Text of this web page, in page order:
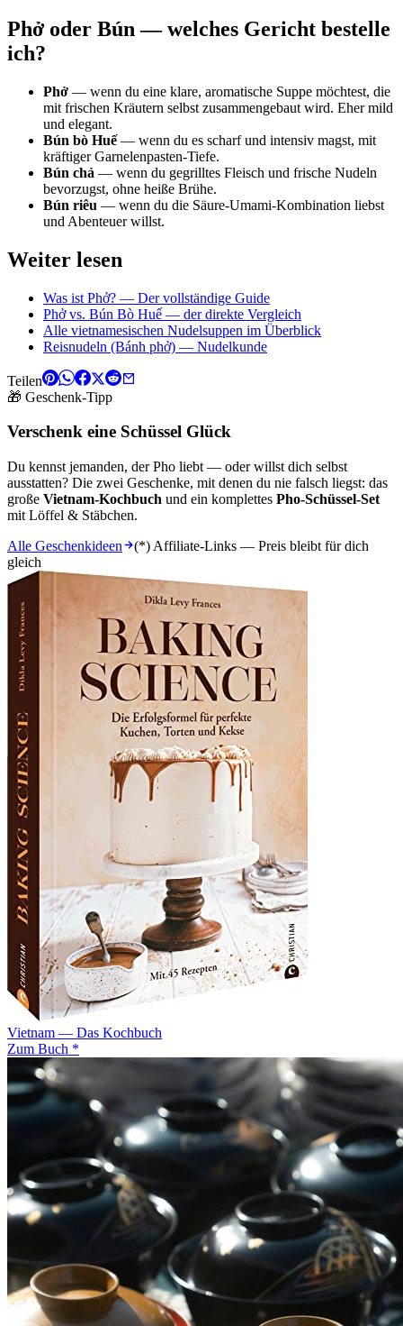
Phở oder Bún — welches Gericht bestelle
ich?
Phở — wenn du eine klare, aromatische Suppe möchtest, die
mit frischen Kräutern selbst zusammengebaut wird. Eher mild
und elegant.
Bún bò Huế— wenn du es scharf und intensiv magst, mit
kräftiger Garnelenpasten-Tiefe.
Bún chả — wenn du gegrilltes Fleisch und frische Nudeln
bevorzugst, ohne heiße Brühe.
Bún riêu — wenn du die Säure-Umami-Kombination liebst
und Abenteuer willst.
Weiter lesen
Was ist Phở? — Der vollständige Guide
Phở vs. Bún Bò Huế — der direkte Vergleich
Alle vietnamesischen Nudelsuppen im Überblick
Reisnudeln (Bánh phở) — Nudelkunde
Teilen
🎁 Geschenk-Tipp
Verschenk eine Schüssel Glück
Du kennst jemanden, der Pho liebt — oder willst dich selbst
ausstatten? Die zwei Geschenke, mit denen du nie falsch liegst: das
große Vietnam-Kochbuch und ein komplettes Pho-Schüssel-Set
mit Löffel & Stäbchen.
Alle Geschenkideen
(*) Affiliate-Links — Preis bleibt für dich
gleich
Vietnam — Das Kochbuch
Zum Buch *